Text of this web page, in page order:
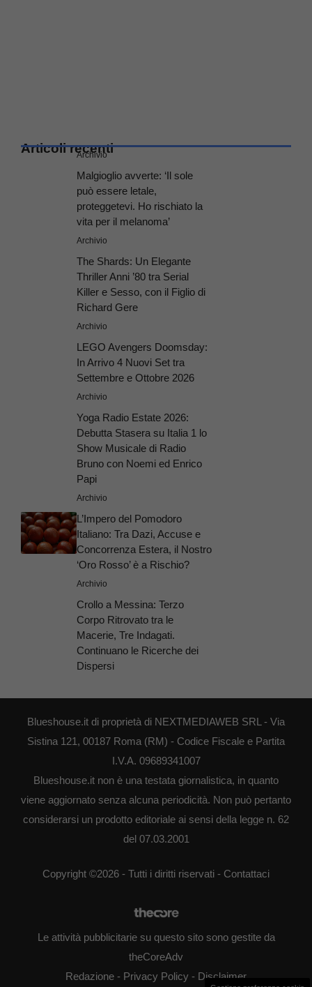
Articoli recenti
Archivio
Malgioglio avverte: ‘Il sole
può essere letale,
proteggetevi. Ho rischiato la
vita per il melanoma’
Archivio
The Shards: Un Elegante
Thriller Anni ’80 tra Serial
Killer e Sesso, con il Figlio di
Richard Gere
Archivio
LEGO Avengers Doomsday:
In Arrivo 4 Nuovi Set tra
Settembre e Ottobre 2026
Archivio
Yoga Radio Estate 2026:
Debutta Stasera su Italia 1 lo
Show Musicale di Radio
Bruno con Noemi ed Enrico
Papi
Archivio
L’Impero del Pomodoro
Italiano: Tra Dazi, Accuse e
Concorrenza Estera, il Nostro
‘Oro Rosso’ è a Rischio?
Archivio
Crollo a Messina: Terzo
Corpo Ritrovato tra le
Macerie, Tre Indagati.
Continuano le Ricerche dei
Dispersi
Blueshouse.it di proprietà di NEXTMEDIAWEB SRL - Via
Sistina 121, 00187 Roma (RM) - Codice Fiscale e Partita
I.V.A. 09689341007
Blueshouse.it non è una testata giornalistica, in quanto
viene aggiornato senza alcuna periodicità. Non può pertanto
considerarsi un prodotto editoriale ai sensi della legge n. 62
del 07.03.2001
Copyright ©2026 - Tutti i diritti riservati - Contattaci
Le attività pubblicitarie su questo sito sono gestite da
theCoreAdv
Redazione - Privacy Policy - Disclaimer